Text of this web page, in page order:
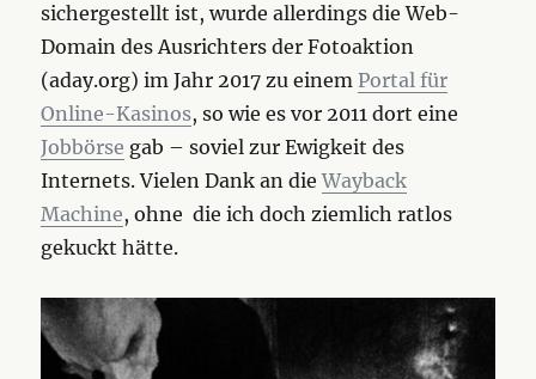
sichergestellt ist, wurde allerdings die Web-
Domain des Ausrichters der Fotoaktion
(aday.org) im Jahr 2017 zu einem Portal für
Online-Kasinos, so wie es vor 2011 dort eine
Jobbörse gab – soviel zur Ewigkeit des
Internets. Vielen Dank an dieWayback
Machine, ohne die ich doch ziemlich ratlos
gekuckt hätte.